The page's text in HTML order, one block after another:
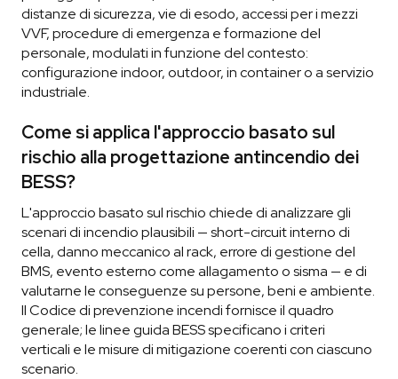
distanze di sicurezza, vie di esodo, accessi per i mezzi
VVF, procedure di emergenza e formazione del
personale, modulati in funzione del contesto:
configurazione indoor, outdoor, in container o a servizio
industriale.
Come si applica l'approccio basato sul
rischio alla progettazione antincendio dei
BESS?
L'approccio basato sul rischio chiede di analizzare gli
scenari di incendio plausibili — short-circuit interno di
cella, danno meccanico al rack, errore di gestione del
BMS, evento esterno come allagamento o sisma — e di
valutarne le conseguenze su persone, beni e ambiente.
Il Codice di prevenzione incendi fornisce il quadro
generale; le linee guida BESS specificano i criteri
verticali e le misure di mitigazione coerenti con ciascuno
scenario.